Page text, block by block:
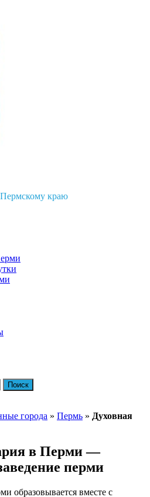
краю
города » Пермь » Духовная
в Перми —
перми
образовывается вместе с